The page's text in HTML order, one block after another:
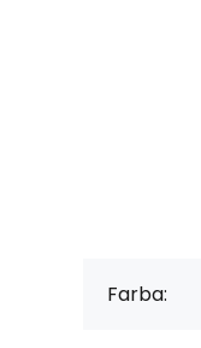
Farba: